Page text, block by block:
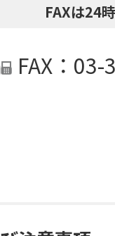
FAXは24
FAX：